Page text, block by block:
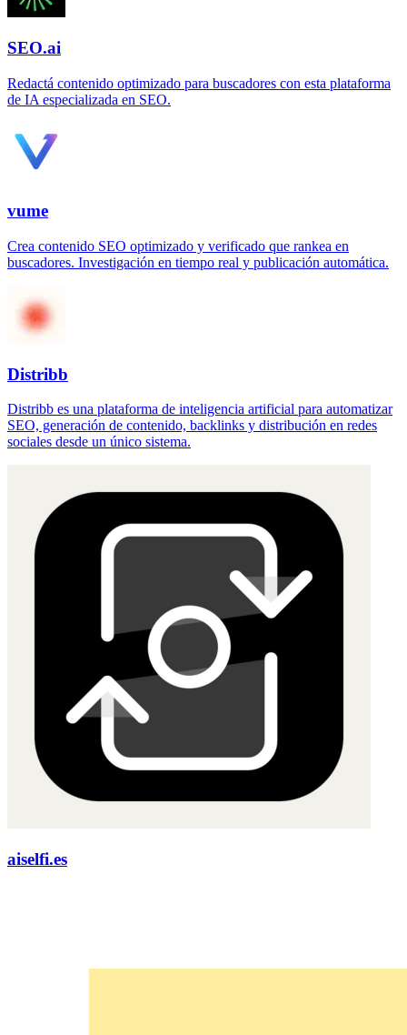
SEO.ai
Redactá contenido optimizado para buscadores con esta plataforma
de IA especializada en SEO.
vume
Crea contenido SEO optimizado y verificado que rankea en
buscadores. Investigación en tiempo real y publicación automática.
Distribb
Distribb es una plataforma de inteligencia artificial para automatizar
SEO, generación de contenido, backlinks y distribución en redes
sociales desde un único sistema.
aiselfi.es